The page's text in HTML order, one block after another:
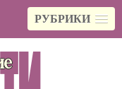
РУБРИКИ